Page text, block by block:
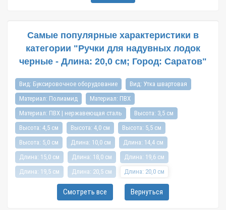
Самые популярные характеристики в
категории "Ручки для надувных лодок
черные - Длина: 20,0 см; Город: Саратов"
Вид: Буксировочное оборудование
Вид: Утка швартовая
Материал: Полиамид
Материал: ПВХ
Материал: ПВХ | нержавеющая сталь
Высота: 3,5 см
Высота: 4,5 см
Высота: 4,0 см
Высота: 5,5 см
Высота: 5,0 см
Длина: 10,0 см
Длина: 14,4 см
Длина: 15,0 см
Длина: 18,0 см
Длина: 19,6 см
Длина: 19,5 см
Длина: 20,5 см
Длина: 20,0 см
Длина: 21,0 см
Длина: 22,5 см
Длина: 24,5 см
Длина: 25,0 см
Длина: 26,0 см
Длина: 30,0 см
Смотреть все Вернуться